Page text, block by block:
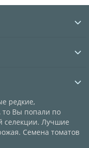
редкие,
то Вы попали по
селекции. Лучшие
Семена томатов